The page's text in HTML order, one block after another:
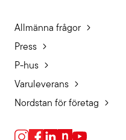
Allmänna frågor
Press
P-hus
Varuleverans
Nordstan för företag